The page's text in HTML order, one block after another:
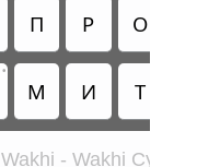
П Р О
•
М И Т
Wakhi - Wakhi Cyrillic